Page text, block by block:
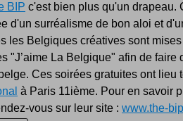
BIP c'est bien plus qu'un drapeau.
d'un surréalisme de bon aloi et
les Belgiques créatives sont
"J’aime La Belgique" afin de faire
Ces soirées gratuites ont lieu
à Paris 11ième. Pour en savoir
vous sur leur site : www.the-